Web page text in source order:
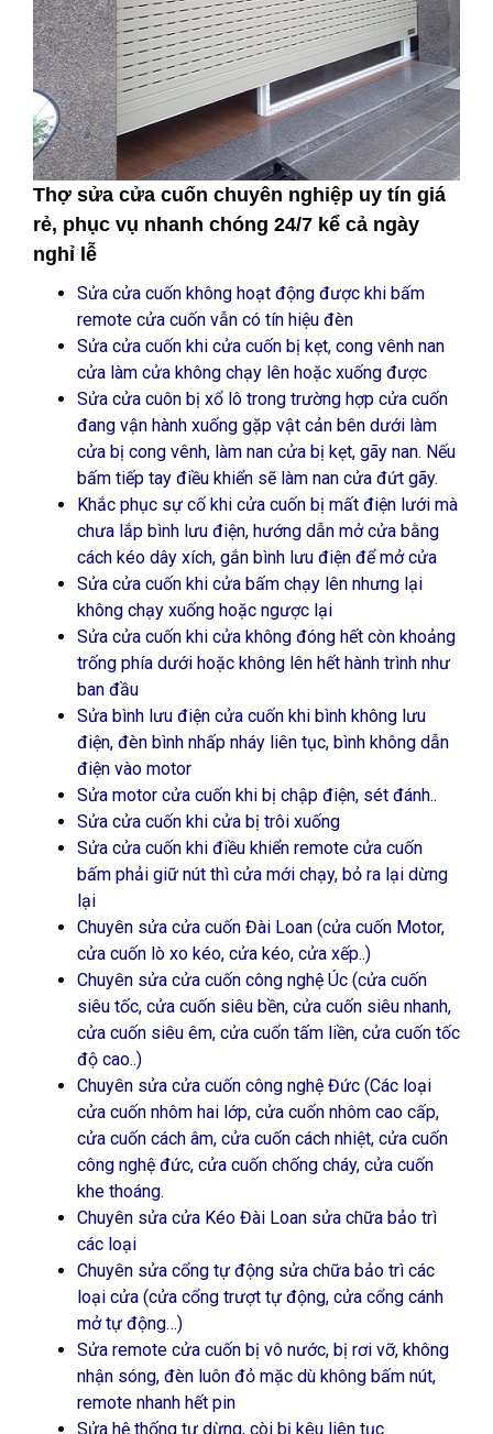
Thợ sửa cửa cuốn chuyên nghiệp uy tín giá
rẻ, phục vụ nhanh chóng 24/7 kể cả ngày
nghỉ lễ
Sửa cửa cuốn không hoạt động được khi bấm
remote cửa cuốn vẫn có tín hiệu đèn
Sửa cửa cuốn khi cửa cuốn bị kẹt, cong vênh nan
cửa làm cửa không chạy lên hoặc xuống được
Sửa cửa cuôn bị xổ lô trong trường hợp cửa cuốn
đang vận hành xuống gặp vật cản bên dưới làm
cửa bị cong vênh, làm nan cửa bị kẹt, gãy nan. Nếu
bấm tiếp tay điều khiển sẽ làm nan cửa đứt gãy.
Khắc phục sự cố khi cửa cuốn bị mất điện lưới mà
chưa lắp bình lưu điện, hướng dẫn mở cửa bằng
cách kéo dây xích, gắn bình lưu điện để mở cửa
Sửa cửa cuốn khi cửa bấm chạy lên nhưng lại
không chạy xuống hoặc ngược lại
Sửa cửa cuốn khi cửa không đóng hết còn khoảng
trống phía dưới hoặc không lên hết hành trình như
ban đầu
Sửa bình lưu điện cửa cuốn khi bình không lưu
điện, đèn bình nhấp nháy liên tục, bình không dẫn
điện vào motor
Sửa motor cửa cuốn khi bị chập điện, sét đánh..
Sửa cửa cuốn khi cửa bị trôi xuống
Sửa cửa cuốn khi điều khiển remote cửa cuốn
bấm phải giữ nút thì cửa mới chạy, bỏ ra lại dừng
lại
Chuyên sửa cửa cuốn Đài Loan (cửa cuốn Motor,
cửa cuốn lò xo kéo, cửa kéo, cửa xếp..)
Chuyên sửa cửa cuốn công nghệ Úc (cửa cuốn
siêu tốc, cửa cuốn siêu bền, cửa cuốn siêu nhanh,
cửa cuốn siêu êm, cửa cuốn tấm liền, cửa cuốn tốc
độ cao..)
Chuyên sửa cửa cuốn công nghệ Đức (Các loại
cửa cuốn nhôm hai lớp, cửa cuốn nhôm cao cấp,
cửa cuốn cách âm, cửa cuốn cách nhiệt, cửa cuốn
công nghệ đức, cửa cuốn chống cháy, cửa cuốn
khe thoáng.
Chuyên sửa cửa Kéo Đài Loan sửa chữa bảo trì
các loại
Chuyên sửa cổng tự động sửa chữa bảo trì các
loại cửa (cửa cổng trượt tự động, cửa cổng cánh
mở tự động…)
Sửa remote cửa cuốn bị vô nước, bị rơi vỡ, không
nhận sóng, đèn luôn đỏ mặc dù không bấm nút,
remote nhanh hết pin
Sửa hệ thống tự dừng, còi bị kêu liên tục